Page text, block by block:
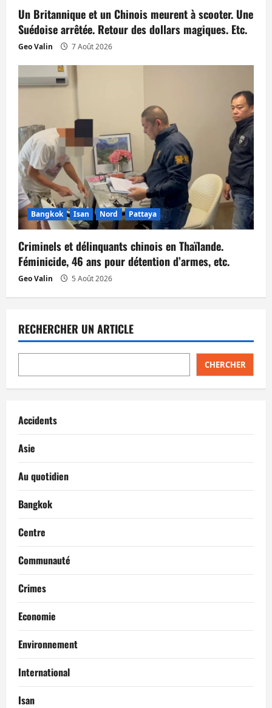
Un Britannique et un Chinois meurent à scooter. Une
Suédoise arrêtée. Retour des dollars magiques. Etc.
Geo Valin 7 Août 2026
Bangkok Isan Nord Pattaya
Criminels et délinquants chinois en Thaïlande.
Féminicide, 46 ans pour détention d’armes, etc.
Geo Valin 5 Août 2026
RECHERCHER UN ARTICLE
CHERCHER
Accidents
Asie
Au quotidien
Bangkok
Centre
Communauté
Crimes
Economie
Environnement
International
Isan